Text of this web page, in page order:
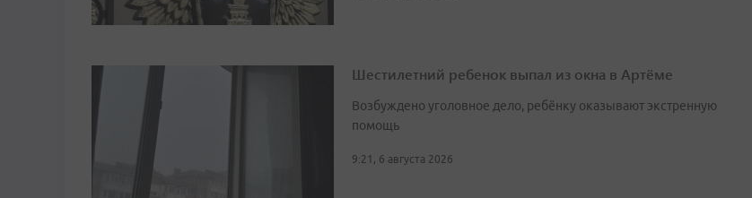
Шестилетний ребенок выпал из окна в Артёме
Возбуждено уголовное дело, ребёнку оказывают экстренную
помощь
9:21, 6 августа 2026